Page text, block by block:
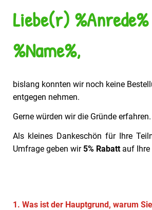
Liebe(r) %Anrede%
%Name%,
bislang konnten wir noch keine
entgegen nehmen.
Gerne würden wir die Gründe erfahren.
Als kleines Dankeschön für Ihre
Umfrage geben wir 5% Rabattauf Ihre
1. Was ist der Hauptgrund, warum